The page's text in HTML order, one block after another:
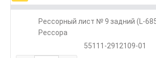
Рессорный лист № 9 задний (L-
Рессора
55111-2912109-01